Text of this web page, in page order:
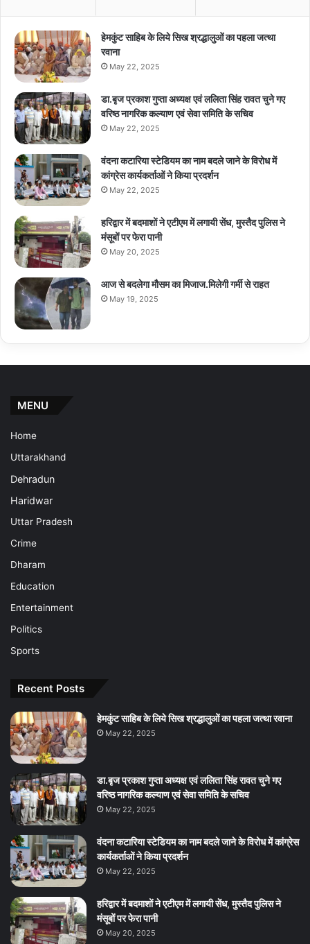
हेमकुंट साहिब के लिये सिख श्रद्धालुओं का पहला जत्था
रवाना
May 22, 2025
डा.बृज प्रकाश गुप्ता अध्यक्ष एवं ललिता सिंह रावत चुने गए
वरिष्ठ नागरिक कल्याण एवं सेवा समिति के सचिव
May 22, 2025
वंदना कटारिया स्टेडियम का नाम बदले जाने के विरोध में
कांग्रेस कार्यकर्ताओं ने किया प्रदर्शन
May 22, 2025
हरिद्वार में बदमाशों ने एटीएम में लगायी सेंध, मुस्तैद पुलिस ने
मंसूबों पर फेरा पानी
May 20, 2025
आज से बदलेगा मौसम का मिजाज.मिलेगी गर्मी से राहत
May 19, 2025
MENU
Home
Uttarakhand
Dehradun
Haridwar
Uttar Pradesh
Crime
Dharam
Education
Entertainment
Politics
Sports
Recent Posts
हेमकुंट साहिब के लिये सिख श्रद्धालुओं का पहला जत्था रवाना
May 22, 2025
डा.बृज प्रकाश गुप्ता अध्यक्ष एवं ललिता सिंह रावत चुने गए
वरिष्ठ नागरिक कल्याण एवं सेवा समिति के सचिव
May 22, 2025
वंदना कटारिया स्टेडियम का नाम बदले जाने के विरोध में कांग्रेस
कार्यकर्ताओं ने किया प्रदर्शन
May 22, 2025
हरिद्वार में बदमाशों ने एटीएम में लगायी सेंध, मुस्तैद पुलिस ने
मंसूबों पर फेरा पानी
May 20, 2025